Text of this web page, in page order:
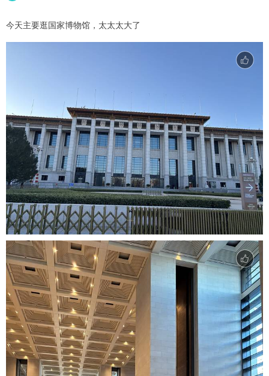
今天主要逛国家博物馆，太太太大了